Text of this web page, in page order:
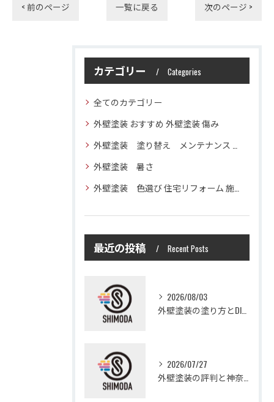
< 前のページ 一覧に戻る 次のページ >
カテゴリー Categories
全てのカテゴリー
外壁塗装 おすすめ 外壁塗装 傷み
外壁塗装 塗り替え メンテナンス 住宅塗装
外壁塗装 暑さ
外壁塗装 色選び 住宅リフォーム 施工技術
最近の投稿 Recent Posts
2026/08/03
2026/07/27